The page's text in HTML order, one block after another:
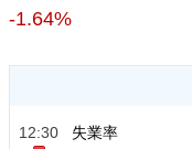
-1.64%
12:30
失業率